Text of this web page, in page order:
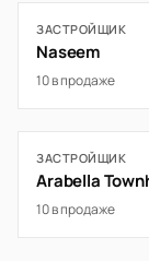
ЗАСТРОЙЩИК
Naseem
10 в продаже
ЗАСТРОЙЩИК
Arabella
10 в продаже